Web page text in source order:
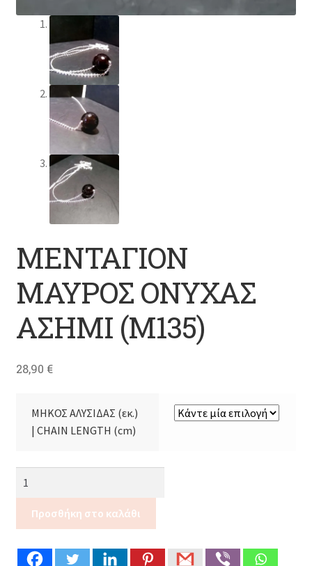
ΜΕΝΤΑΓΙΟΝ
ΜΑΥΡΟΣ ΟΝΥΧΑΣ
ΑΣΗΜΙ (M135)
28,90 €
ΜΗΚΟΣ ΑΛΥΣΙΔΑΣ (εκ.)
| CHAIN LENGTH (cm)
ΟΝΥΧΑΣ
ΑΣΗΜΙ
ποσότητα
Προσθήκη στο καλάθι